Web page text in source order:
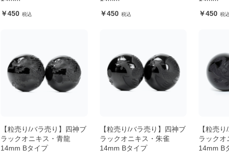
450
450
450
【粒売り/バラ売り】四神ブ
ラックオニキス・青龍
14mm Bタイプ
【粒売り/バラ売り】四神ブ
ラックオニキス・朱雀
14mm Bタイプ
【粒売
ラックオ
14mm B